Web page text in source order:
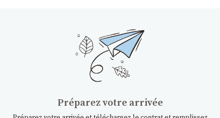
Préparez votre arrivée